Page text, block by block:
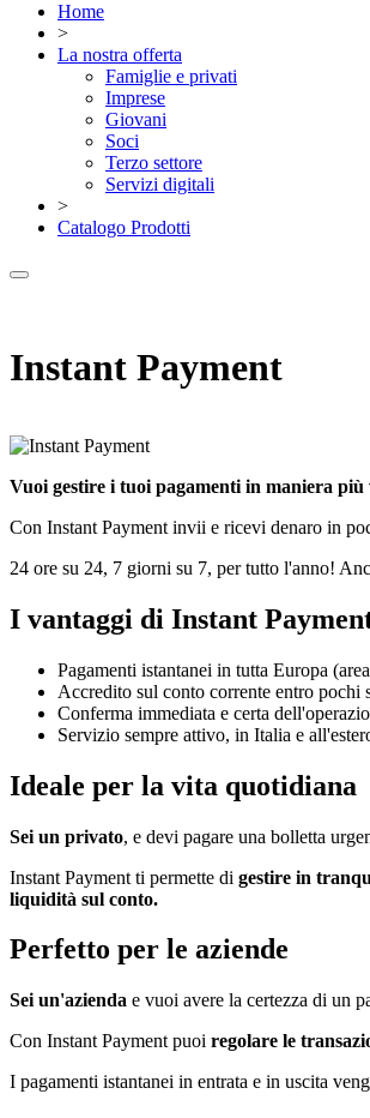
Home
>
La nostra offerta
Famiglie e privati
Imprese
Giovani
Soci
Terzo settore
Servizi digitali
>
Catalogo Prodotti
Instant Payment
Vuoi gestire i tuoi pagamenti in maniera più
Con Instant Payment invii e ricevi denaro in
24 ore su 24, 7 giorni su 7, per tutto l'anno!
I vantaggi di Instant
Pagamenti istantanei in tutta Europa
Accredito sul conto corrente entro pochi
Conferma immediata e certa
Servizio sempre attivo, in Italia e
Ideale per la vita quotidiana
Sei un privato, e devi pagare una bolletta
Instant Payment ti permette di gestire in
liquidità sul conto.
Perfetto per le aziende
Sei un'azienda e vuoi avere la certezza di un
Con Instant Payment puoi regolare le
I pagamenti istantanei in entrata e in uscita